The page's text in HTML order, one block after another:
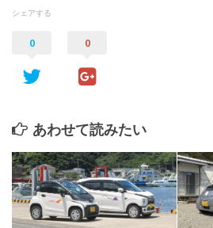
シェアする
0 0
あわせて読みたい